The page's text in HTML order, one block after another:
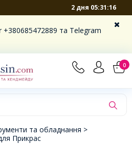
2 дня 05:31:16
+380685472889 та Telegram
0
та обладнання >
Прикрас